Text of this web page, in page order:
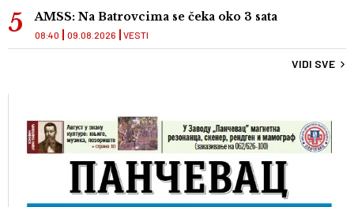
AMSS: Na Batrovcima se čeka oko 3 sata
VESTI
08:40 09.08.2026
VIDI SVE